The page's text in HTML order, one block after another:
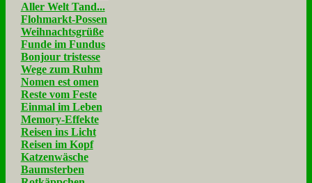
Aller Welt Tand...
Flohmarkt-Possen
Weihnachtsgrüße
Funde im Fundus
Bonjour tristesse
Wege zum Ruhm
Nomen est omen
Reste vom Feste
Einmal im Leben
Memory-Effekte
Reisen ins Licht
Reisen im Kopf
Katzenwäsche
Baumsterben